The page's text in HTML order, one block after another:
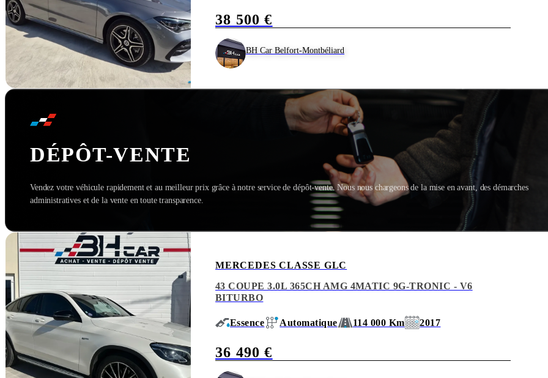
38 500 €
BH Car Belfort-Montbéliard
DÉPÔT-VENTE
Vendez votre véhicule rapidement et au meilleur prix grâce à notre service de dépôt-vente. Nous nous chargeons de la mise en avant, des démarches
administratives et de la vente en toute transparence.
MERCEDES CLASSE GLC
43 COUPE 3.0L 365CH AMG 4MATIC 9G-TRONIC - V6
BITURBO
Essence Automatique 114 000 Km 2017
36 490 €